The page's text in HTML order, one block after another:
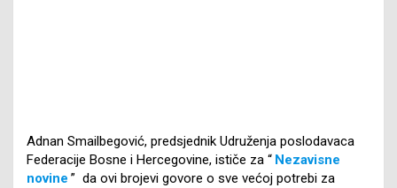
Adnan Smailbegović, predsjednik Udruženja poslodavaca
Federacije Bosne i Hercegovine, ističe za “ Nezavisne
novine ” da ovi brojevi govore o sve većoj potrebi za